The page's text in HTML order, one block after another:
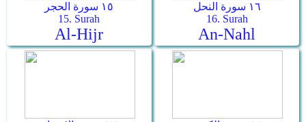
١٥ سورة الحجر
15. Surah
Al-Hijr
١٦ سورة النحل
16. Surah
An-Nahl